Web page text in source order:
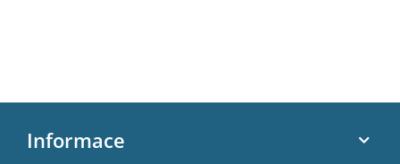
Informace